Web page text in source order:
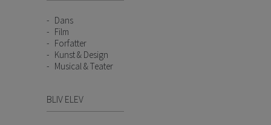
Dans
Film
Forfatter
Kunst & Design
Musical & Teater
BLIV ELEV